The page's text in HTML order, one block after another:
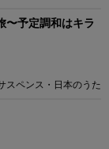
〜予定調和はキラ
ペンス・日本のうた